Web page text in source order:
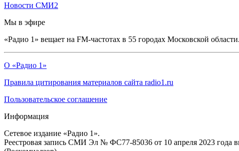
Новости СМИ2
Мы в эфире
«Радио 1» вещает на FM-частотах в 55 городах Московской области.
О «Радио 1»
Правила цитирования материалов сайта radio1.ru
Пользовательское соглашение
Информация
Сетевое издание «Радио 1».
Реестровая запись СМИ Эл № ФС77-85036 от 10 апреля 2023 года